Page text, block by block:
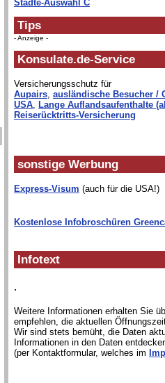
Städte-Auswahl C
Tips
- Anzeige -
Konsulate.de-Service
Versicherungsschutz für
Aupairs, ausländische Besucher /
USA, Lange Auflandsaufenthalte
Reiserücktritts-Versicherung
sonstige Werbung
Express-Visum (auch für die USA!)
Kostenlose Infobroschüren
Infotext
.
Weitere Informationen erhalten Sie
empfehlen, die aktuellen
Wir sind stets bemüht, die Daten
Informationen in den Daten
(per Kontaktformular, welches im